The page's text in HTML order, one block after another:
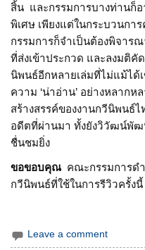
สิ้น และกรรมการบางท่านก็อ
พิเศษ เพียงแต่ในกระบวนกา
กรรมการก็จำเป็นต้องพิจาร
ที่ส่งเข้าประกวด และลงมติ
นิพนธ์อีกหลายเล่มที่ไม่แม้ได้
ความ ‘น่าอ่าน’ อย่างหลาก
สร้างสรรค์ของงานกวีนิพนธ์
อดีตที่ผ่านมา ทั้งยังวิวัฒน์พัฒ
ชื่นชมยิ่ง
ขอขอบคุณ คณะกรรมการด
กวีนิพนธ์ที่ใช้ในการรีวิวครั้งนี้
Leave a comment